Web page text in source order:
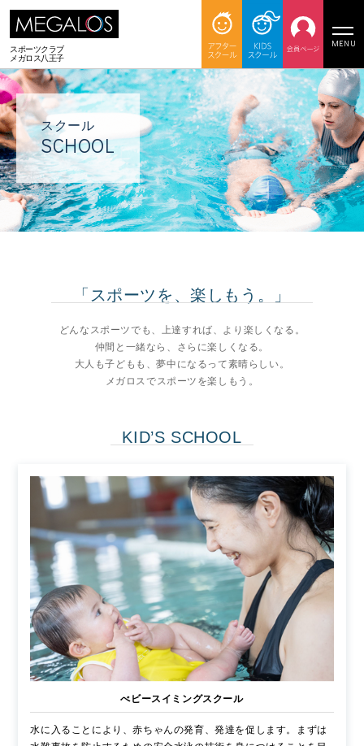
スポーツクラブ
メガロス八王子
MENU
スクール
SCHOOL
「スポーツを、楽しもう。」
どんなスポーツでも、上達すれば、より楽しくなる。
仲間と一緒なら、さらに楽しくなる。
大人も子どもも、夢中になるって素晴らしい。
メガロスでスポーツを楽しもう。
KID’S SCHOOL
べビースイミングスクール
水に入ることにより、赤ちゃんの発育、発達を促します。まずは